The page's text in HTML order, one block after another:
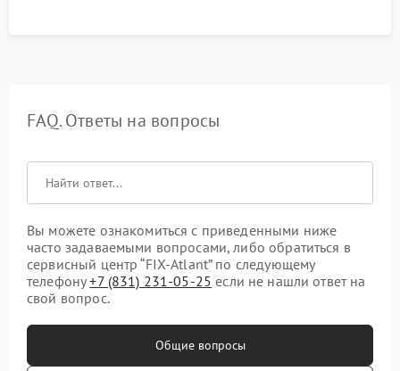
FAQ. Ответы на вопросы
Вы можете ознакомиться с приведенными ниже
часто задаваемыми вопросами, либо обратиться в
сервисный центр “FIX-Atlant” по следующему
телефону+7 (831) 231-05-25 если не нашли ответ на
свой вопрос.
Общие вопросы